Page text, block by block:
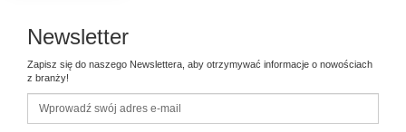
Newsletter
Zapisz się do naszego Newslettera, aby otrzymywać informacje o nowościach
z branży!